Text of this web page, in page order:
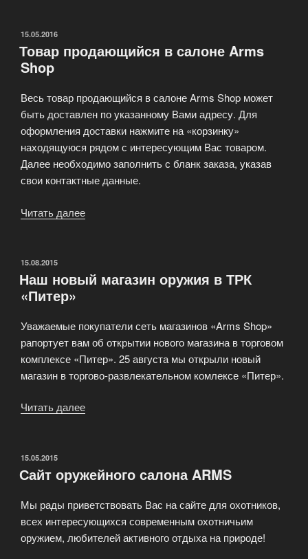
ОПУБЛИКОВАНО
15.05.2016
Товар продающийся в салоне Arms
Shop
Весь товар продающийся в салоне Arms Shop может
быть доставлен по указанному Вами адресу. Для
оформления доставки нажмите на «корзинку»
находящуюся рядом с интересующим Вас товаром.
Далее необходимо заполнить с бланк заказа, указав
свои контактные данные.
Читать далее
Arms
ОПУБЛИКОВАНО
15.08.2015
Наш новый магазин оружия в ТРК
«Питер»
Уважаемые покупатели сеть магазинов «Arms Shop»
рапортует вам об открытии нового магазина в торговом
комплексе «Питер». 25 августа мы открыли новый
магазин в торгово-развлекательном комлексе «Питер».
Читать далее
в
«Питер»»
ОПУБЛИКОВАНО
15.05.2015
Сайт оружейного салона ARMS
Мы рады приветствовать Вас на сайте для охотников,
всех интересующихся современным охотничьим
оружием, любителей активного отдыха на природе!